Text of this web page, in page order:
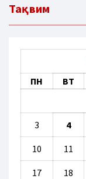
Тақвим
ПН
ВТ
3 4
10 11
17 18